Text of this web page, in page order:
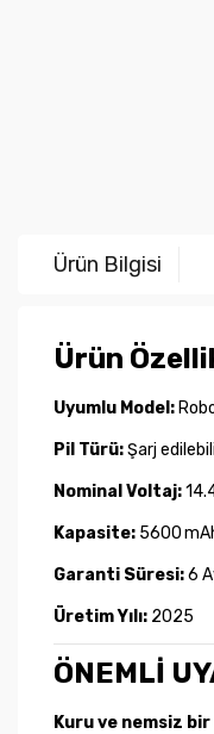
Ürün Bilgisi
Ürün
Uyumlu Model:
Pil Türü:Şarj
Nominal Voltaj:
Kapasite: 5600
Garanti Süresi:6
Üretim Yılı: 2025
ÖNEMLİ
Kuru ve nemsiz